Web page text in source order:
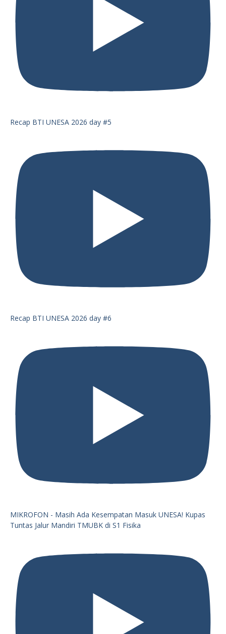
Recap BTI UNESA 2026 day #5
Recap BTI UNESA 2026 day #6
MIKROFON - Masih Ada Kesempatan Masuk UNESA! Kupas
Tuntas Jalur Mandiri TMUBK di S1 Fisika